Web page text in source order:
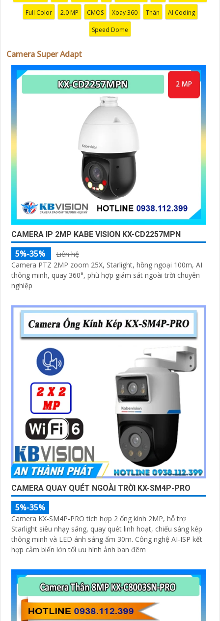
Full Color 2.0 MP CMOS Xoay 360 Thân AI Coding
Speed Dome
Camera Super Adapt
CAMERA IP 2MP KABE VISION KX-CD2257MPN
5%-35%
Liên hệ
Camera PTZ 2MP zoom 25X, Starlight, hồng ngoại 100m, AI
thông minh, quay 360°, phù hợp giám sát ngoài trời chuyên
nghiệp
CAMERA QUAY QUÉT NGOÀI TRỜI KX-SM4P-PRO
5%-35%
Camera KX-SM4P-PRO tích hợp 2 ống kính 2MP, hỗ trợ
Starlight siêu nhạy sáng, quay quét linh hoạt, chiếu sáng kép
thông minh và LED ánh sáng ấm 30m. Công nghệ AI-ISP kết
hợp cảm biến lớn tối ưu hình ảnh ban đêm